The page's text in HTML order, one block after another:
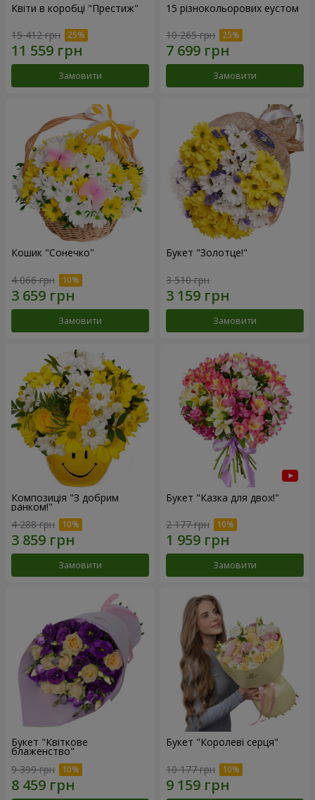
Квіти в коробці "Престиж"
15 412 грн
Замовити
15 різнокольорових еустом
10 265 грн
Замовити
Кошик "Сонечко"
4 066 грн
Замовити
Букет "Золотце!"
3 510 грн
Замовити
Композиція "З добрим
ранком!"
4 288 грн
Замовити
Букет "Казка для двох!"
2 177 грн
Замовити
Букет "Квіткове
блаженство"
9 399 грн
Букет "Королеві серця"
10 177 грн